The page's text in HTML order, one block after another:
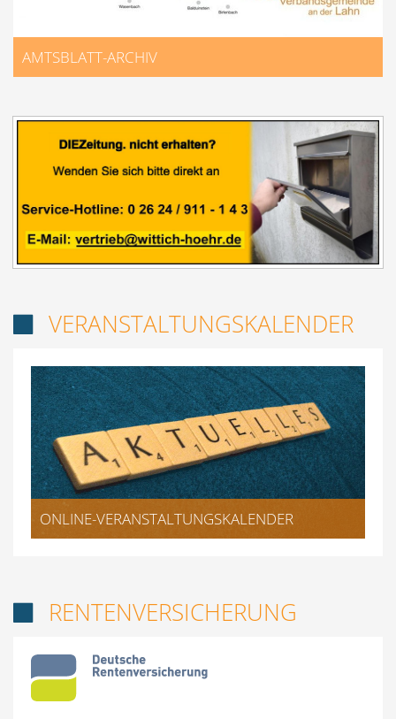
AMTSBLATT-ARCHIV
VERANSTALTUNGSKALENDER
ONLINE-VERANSTALTUNGSKALENDER
RENTENVERSICHERUNG